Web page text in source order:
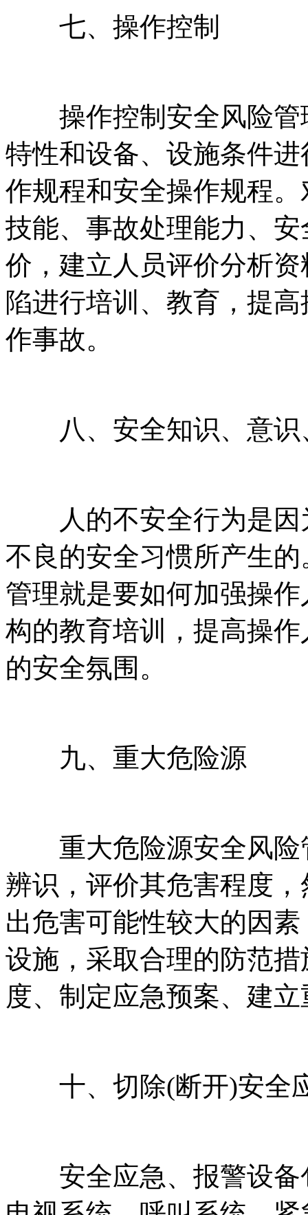
七、操作控制
操作控制安全风险管
特性和设备、设施条件
作规程和安全操作规程
技能、事故处理能力、
价，建立人员评价分析
陷进行培训、教育，提
作事故。
八、安全知识、意识
人的不安全行为是因
不良的安全习惯所产生
管理就是要如何加强操
构的教育培训，提高操
的安全氛围。
九、重大危险源
重大危险源安全风险
辨识，评价其危害程度
出危害可能性较大的因
设施，采取合理的防范
度、制定应急预案、建
十、切除(断开)安全
安全应急、报警设备